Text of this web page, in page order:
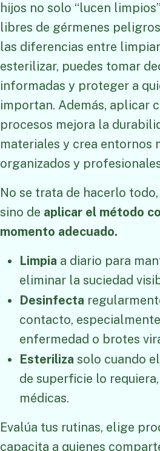
hijos no solo “lucen
libres de gérmenes
las diferencias entre
esterilizar, puedes tomar
informadas y proteger a
importan. Además, aplicar
procesos mejora la
materiales y crea entornos
organizados y
No se trata de hacerlo
sino de aplicar el método
momento adecuado.
Limpia a diario para
eliminar la suciedad
Desinfecta
contacto,
enfermedad o brotes
Esteriliza solo cuando
de superficie lo
médicas.
Evalúa tus rutinas, elige
capacita a quienes